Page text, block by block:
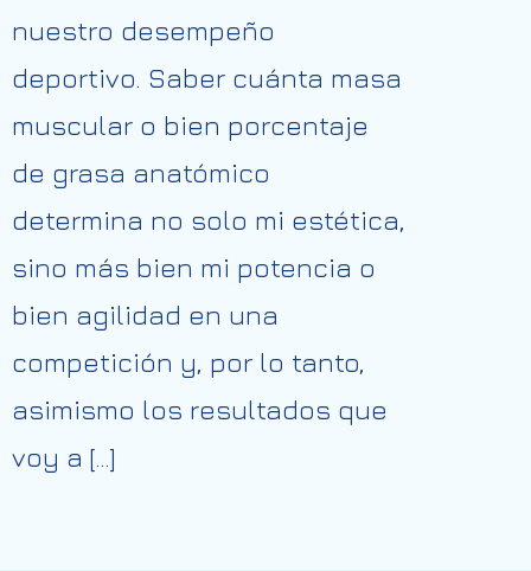
nuestro desempeño
deportivo. Saber cuánta masa
muscular o bien porcentaje
de grasa anatómico
determina no solo mi estética,
sino más bien mi potencia o
bien agilidad en una
competición y, por lo tanto,
asimismo los resultados que
voy a […]